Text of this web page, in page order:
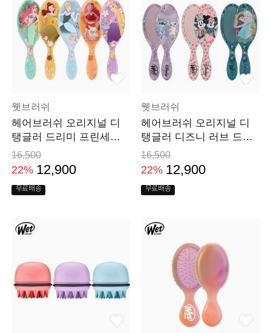
웻브러쉬
헤어브러쉬 오리지널 디
탱글러 드리미 프린세스
드라이 머리 빗
16,500
22% 12,900
무료배송
웻브러쉬
헤어브러쉬 오리지널 디
탱글러 디즈니 러브 드라
이 머리 빗
16,500
22% 12,900
무료배송